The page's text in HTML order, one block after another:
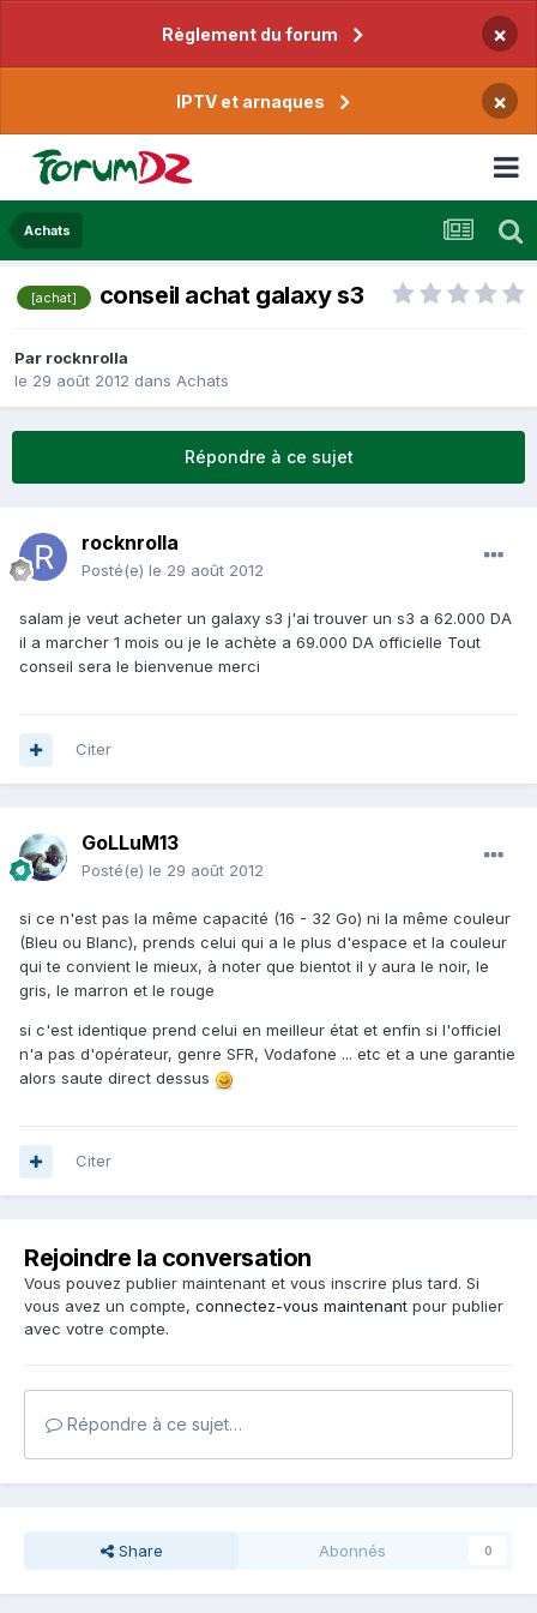
Règlement du forum ×
IPTV et arnaques ×
Achats
[achat] conseil achat galaxy s3
Par rocknrolla
le 29 août 2012 dans Achats
Répondre à ce sujet
rocknrolla
Posté(e) le 29 août 2012
salam je veut acheter un galaxy s3 j'ai trouver un s3 a 62.000 DA
il a marcher 1 mois ou je le achète a 69.000 DA officielle Tout
conseil sera le bienvenue merci
Citer
GoLLuM13
Posté(e) le 29 août 2012
si ce n'est pas la même capacité (16 - 32 Go) ni la même couleur
(Bleu ou Blanc), prends celui qui a le plus d'espace et la couleur
qui te convient le mieux, à noter que bientot il y aura le noir, le
gris, le marron et le rouge
si c'est identique prend celui en meilleur état et enfin si l'officiel
n'a pas d'opérateur, genre SFR, Vodafone ... etc et a une garantie
alors saute direct dessus
Citer
Rejoindre la conversation
Vous pouvez publier maintenant et vous inscrire plus tard. Si
vous avez un compte, connectez-vous maintenant pour publier
avec votre compte.
Répondre à ce sujet…
Share Abonnés 0